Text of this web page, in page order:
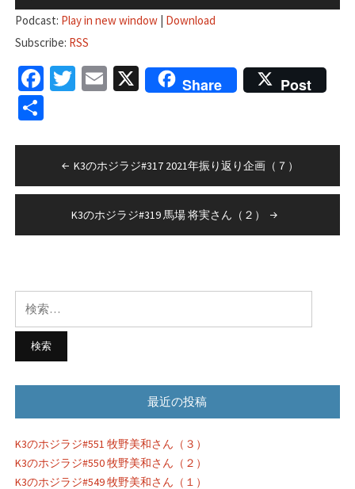
声
レ
ー
ヤ
ー
Podcast: Play in new window| Download
Subscribe: RSS
Facebook
Twitter
Email
X Share Post
共
稿
ビ
ー
シ
ョ
ン
K3のホジラジ#317 2021年振り返り企画（７）
K3のホジラジ#319 馬場 将実さん（２）
索:
最近の投稿
K3のホジラジ#551 牧野美和さん（３）
K3のホジラジ#550 牧野美和さん（２）
K3のホジラジ#549 牧野美和さん（１）